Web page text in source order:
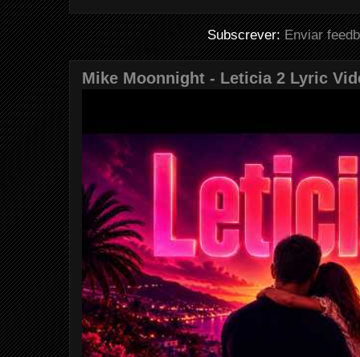
Subscrever:Enviar
Mike Moonnight - Leticia 2 Lyric